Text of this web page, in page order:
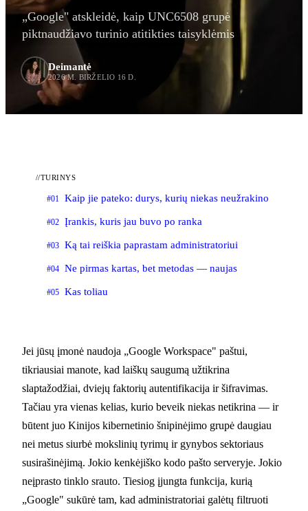
„Google" atskleidė, kaip UNC6508 grupė
piktnaudžiavo turinio atitikties taisyklėmis
Deimantė
2026 M. BIRŽELIO 16 D.
//TURINYS
#01 Kaip jie pateko: durys, kurių niekas neužrakino
#02 Įrankis, kuris jau buvo po ranka
#03 Ką tai reiškia paprastam administratoriui
#04 Ne pirmas kartas, bet metodas — naujas
#05 Kas toliau
Jei jūsų įmonė naudoja „Google Workspace" paštui,
tikriausiai manote, kad laiškų saugumą užtikrina
slaptažodžiai, dviejų faktorių autentifikacija ir šifravimas.
Tačiau yra vienas kelias, kurio beveik niekas netikrina — ir
būtent juo Kinijos kibernetinio šnipinėjimo grupė daugiau
nei metus siurbė mokslinių tyrimų ir gynybos sektoriaus
susirašinėjimą. Jokio kenkėjiško kodo pašto serveryje. Jokio
neįprasto tinklo srauto. Tiesiog įjungta funkcija, kurią
„Google" sukūrė tam, kad administratoriai galėtų filtruoti